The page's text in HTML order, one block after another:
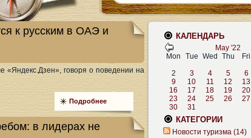
к русским в ОАЭ и
«Яндекс.Дзен», говоря о поведении на
Подробнее
в лидерах не
КАЛЕНДАРЬ
May '22
Mon
Tue Wed Thu Fri
2
3 4 5 6
9
10 11 12 13
16
17 18 19 20
23
24 25 26 27
30
31
КАТЕГОРИИ
Новости туризма (14)